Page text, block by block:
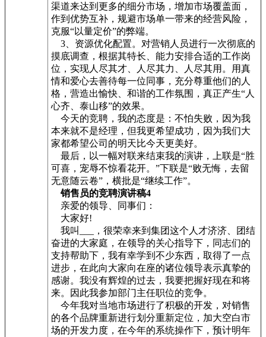
渠道来达到更多的细分市场，增加市场覆盖面，
作到优势互补，规避市场单一带来的经营风险，
克服“以量定价”的弊端。
3、资源优化配置。对营销人员进行一次彻底的
摸底调查，根据其特长、能力安排合适的工作岗
位，实现人尽其才、人尽其力、人尽其用。用真
情和爱心去善待每一位同事，充分尊重他们的人
格，营造出愉快、和谐的工作氛围，真正产生“人
心齐、泰山移”的效果。
今天的竞聘，我的态度是：不怕失败，因为我
本来就不是经理，但我更希望成功，因为我们大
家都希望公司的明天比今天更美好。
最后，以一幅对联来结束我的演讲，上联是“胜
可喜，宠辱不惊看花开。”下联是“败无悔，去留
无意随云卷”，横批是“继续工作”。
销售员的竞聘演讲稿4
亲爱的领导、同事们：
大家好!
我叫___，很荣幸来到集团这个人才济济、团结
奋进的大家庭，在领导的关心指导下，同志们的
支持帮助下，我有幸学到不少东西，取得了一点
进步，在此向大家向在座的诸位领导表示真挚的
感谢。我没有辉煌的过去，我要把握好现在和将
来。因此我参加部门主任职位的竞争。
今年我对当地市场进行了积极的开发，对销售
的各个品牌重新进行划分重新定位，加大空白市
场的开发力度，在今年的系统操作下，预计明年